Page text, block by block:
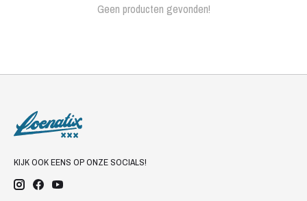
Geen producten gevonden!
KIJK OOK EENS OP ONZE SOCIALS!